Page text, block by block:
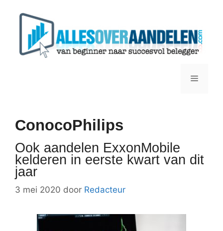
Menu
ConocoPhilips
Ook aandelen ExxonMobile
kelderen in eerste kwart van dit
jaar
3 mei 2020 door Redacteur